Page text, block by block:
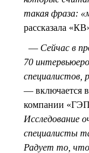
такая фраза:
рассказала
— Сейчас в
70
специалистов,
— включается в
компании
Исследование
специалисты
Радует то,